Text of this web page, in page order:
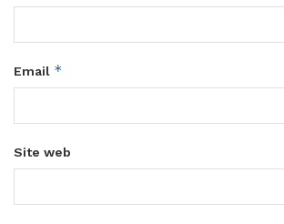
Email *
Site web